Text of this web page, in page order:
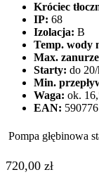
Króciec
IP: 68
Izolacja: B
Temp. wody
Max.
Starty: do 20/
Min.
Waga: ok.
EAN:
Pompa głębinowa
720,00 zł